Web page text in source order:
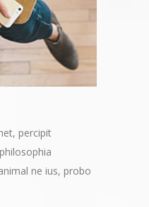
percipit
ne ius, probo